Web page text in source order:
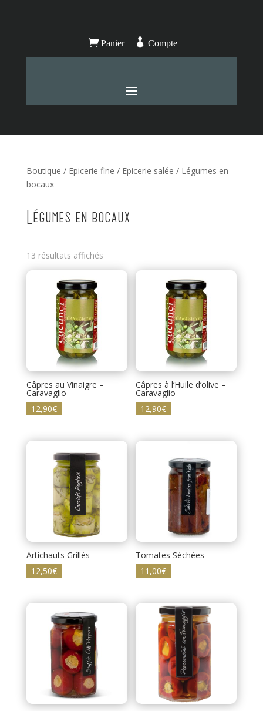
Panier  Compte
Boutique / Epicerie fine / Epicerie salée / Légumes en
bocaux
Légumes en bocaux
13 résultats affichés
Câpres au Vinaigre –
Caravaglio
12,90€
Câpres à l’Huile d’olive –
Caravaglio
12,90€
Artichauts Grillés
12,50€
Tomates Séchées
11,00€